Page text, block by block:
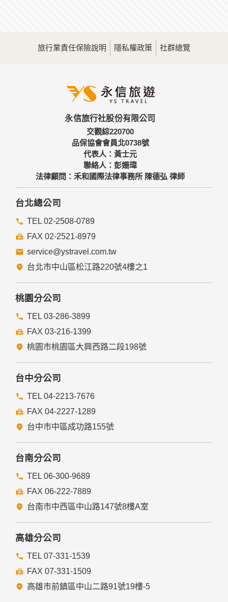
旅行業責任保險說明 隱私權政策 社群總覽
永信旅行社股份有限公司
交觀綜220700
品保協會會員北0738號
代表人：黃士元
聯絡人：彭姍瑋
法律顧問：禾和國際法律事務所 陳德弘 律師
台北總公司
TEL 02-2508-0789
FAX 02-2521-8979
service@ystravel.com.tw
台北市中山區松江路220號4樓之1
桃園分公司
TEL 03-286-3899
FAX 03-216-1399
桃園市桃園區大興西路二段198號
台中分公司
TEL 04-2213-7676
FAX 04-2227-1289
台中市中區成功路155號
台南分公司
TEL 06-300-9689
FAX 06-222-7889
台南市中西區中山路147號8樓A室
高雄分公司
TEL 07-331-1539
FAX 07-331-1509
高雄市前鎮區中山二路91號19樓-5